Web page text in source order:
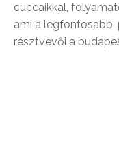
cuccaikkal,
ami a legfontosabb,
résztvevői a